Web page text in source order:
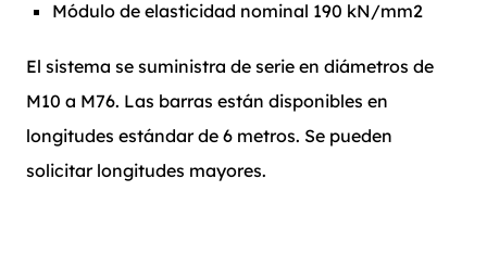
Módulo de elasticidad nominal 190 kN/mm2
El sistema se suministra de serie en diámetros de
M10 a M76. Las barras están disponibles en
longitudes estándar de 6 metros. Se pueden
solicitar longitudes mayores.